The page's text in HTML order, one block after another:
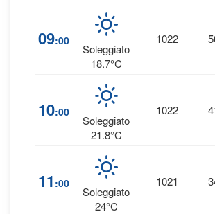
09:00
Soleggiato
18.7°C
1022
10:00
Soleggiato
21.8°C
1022
11 :00
Soleggiato
24°C
1021